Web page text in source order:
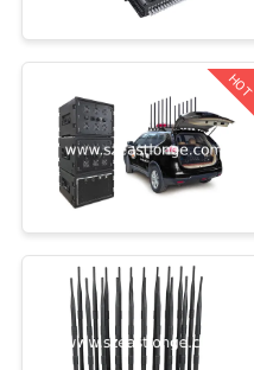
ΕΡΓΟΣΤΆΣΙΟ
ΠΟΙΟΤΙΚΌΣ
ΈΛΕΓΧΟΣ
ΜΑΣ
ΕΛΆΤΕ
ΕΠΑΦΉ
UAV
Jammer
HOT